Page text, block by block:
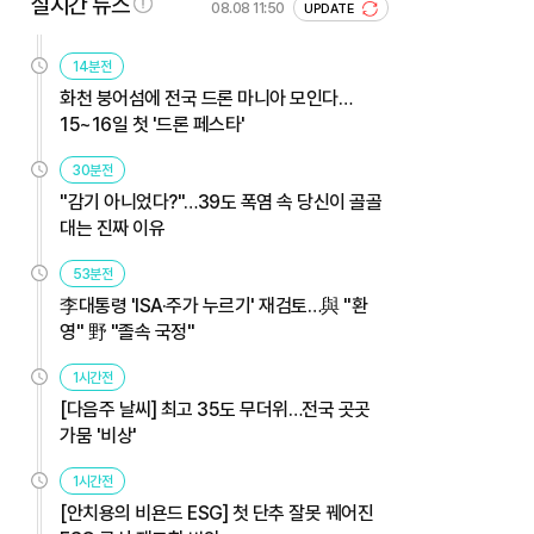
08.08 11:50 UPDATE
14분전
화천 붕어섬에 전국 드론 마니아 모인다…
15~16일 첫 '드론 페스타'
30분전
"감기 아니었다?"…39도 폭염 속 당신이 골골
대는 진짜 이유
53분전
李대통령 'ISA·주가 누르기' 재검토…與 "환
영" 野 "졸속 국정"
1시간전
[다음주 날씨] 최고 35도 무더위…전국 곳곳
가뭄 '비상'
1시간전
[안치용의 비욘드 ESG] 첫 단추 잘못 꿰어진